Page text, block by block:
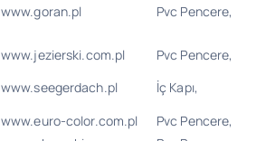
www.goran.pl Pvc Pencere,
www.jezierski.com.pl
Pvc Pencere,
www.seegerdach.pl
İç Kapı,
www.euro-color.com.pl
Pvc Pencere,